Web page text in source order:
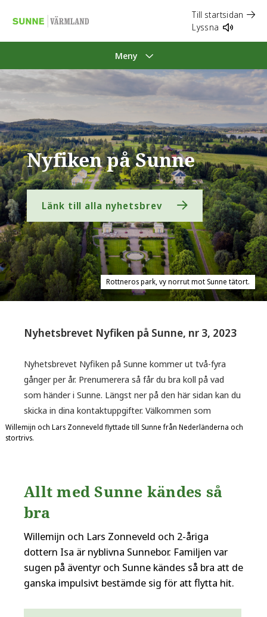
Till startsidan
Lyssna
Meny
Nyfiken på Sunne
Länk till alla nyhetsbrev
Rottneros park, vy norrut mot Sunne tätort.
Nyhetsbrevet Nyfiken på Sunne, nr 3, 2023
Nyhetsbrevet Nyfiken på Sunne kommer ut två-fyra
gånger per år. Prenumerera så får du bra koll på vad
som händer i Sunne. Längst ner på den här sidan kan du
skicka in dina kontaktuppgifter. Välkommen som
prenumerant!
Willemijn och Lars Zonneveld flyttade till Sunne från Nederländerna och
stortrivs.
Allt med Sunne kändes så
bra
Willemijn och Lars Zonneveld och 2-åriga
dottern Isa är nyblivna Sunnebor. Familjen var
sugen på äventyr och Sunne kändes så bra att de
ganska impulsivt bestämde sig för att flytta hit.